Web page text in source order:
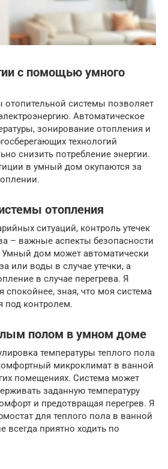
с помощью умного
отопительной системы позволяет
Автоматическое
зонирование отопления и
технологий
снизить потребление энергии.
в умный дом окупаются за
отопления
ситуаций, контроль утечек
– важные аспекты безопасности
дом может автоматически
или воды в случае утечки, а
в случае перегрева. Я
спокойнее, зная, что моя система
под контролем.
полом в умном доме
температуры теплого пола
микроклимат в ванной
помещениях. Система может
заданную температуру
и предотвращая перегрев. Я
для теплого пола в ванной
всегда приятно ходить по